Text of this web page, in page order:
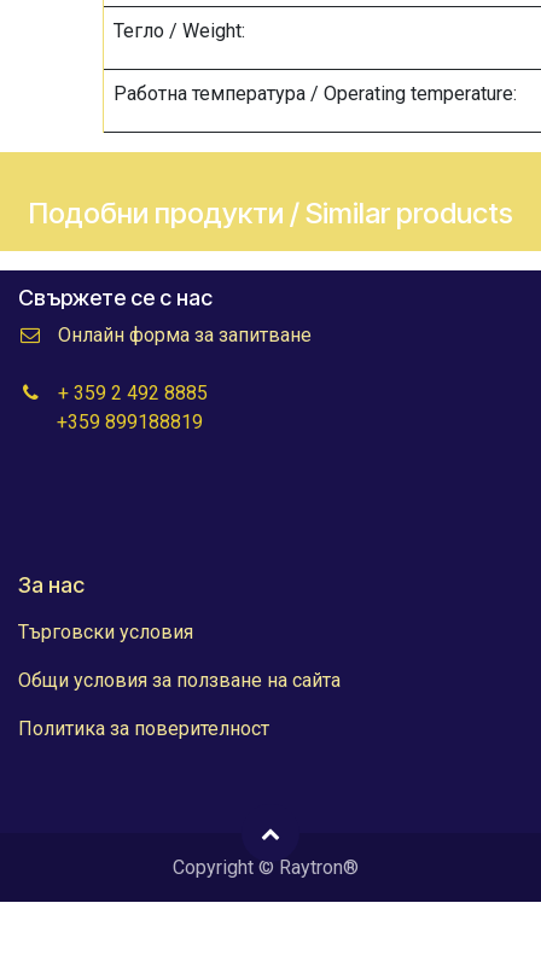
Тегло / Weight:
Работна температура / Operating temperature:
Подобни продукти / Similar products
Свържете се с нас
Онлайн форма за запитване
+ 359 2 492 8885
+359 899188819
За нас
Търговски условия
Общи условия за ползване на сайта
Политика за поверителност
Copyright © Raytron®